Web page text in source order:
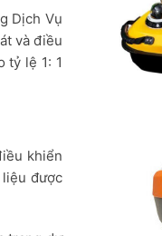
Dịch Vụ
và điều
tỷ lệ 1: 1
khiển
được